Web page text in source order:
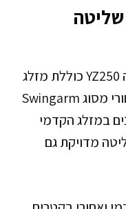
מערכת המתלים של אופנוע ימאהה YZ250 כוללת מזלג
טלסקופי קדמי מתקדם ומתלה אחורי מסוג Swingarm
במזלג הקדמי
מדויקת גם